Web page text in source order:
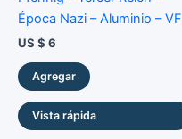
Época Nazi – Aluminio – VF
US $ 6
Agregar
Vista rápida